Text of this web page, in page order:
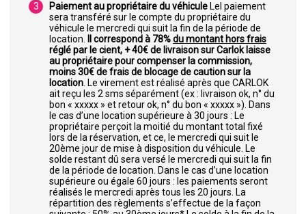
Paiement au propriétaire du véhicule Lel paiement
sera transféré sur le compte du propriétaire du
véhicule le mercredi qui suit la fin de la période de
location.
Il correspond à 78%du montant hors frais
réglé par le cient, + 40€ de livraison sur Carlok laisse
au propriétaire pour compenser la commission,
moins 30€ de frais de blocage de caution sur la
location. Le virement est réalisé après que CARLOK
ait reçu les 2 sms séparément (ex : livraison ok, n° du
bon « xxxxx » et retour ok, n° du bon « xxxxx »). Dans
le cas d’une location supérieure à 30 jours : Le
propriétaire perçoit la moitié du montant total fixé
lors de la réservation, et ce, le mercredi qui suit le
20ème jour de mise à disposition du véhicule. Le
solde restant dû sera versé le mercredi qui suit la fin
de la période de location. Dans le cas d’une location
supérieure ou égale 60 jours : les paiements seront
réalisés le mercredi après tous les 20 jours. La
répartition des règlements s’effectue de la façon